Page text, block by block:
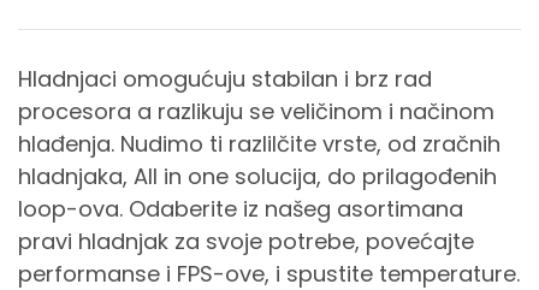
Hladnjaci omogućuju stabilan i brz rad
procesora a razlikuju se veličinom i načinom
hlađenja. Nudimo ti razlilčite vrste, od zračnih
hladnjaka, All in one solucija, do prilagođenih
loop-ova. Odaberite iz našeg asortimana
pravi hladnjak za svoje potrebe, povećajte
performanse i FPS-ove, i spustite temperature.